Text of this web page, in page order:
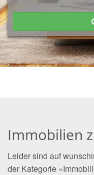
Immobilien
Leider sind auf
der Kategorie